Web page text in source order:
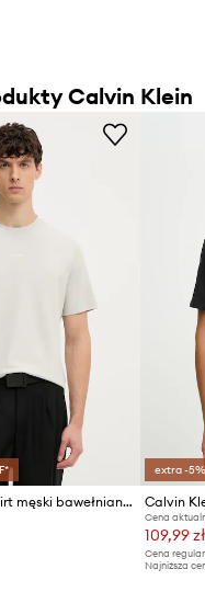
Calvin Klein
Calvin Klein T-shirt męski bawełniany z elastanem
extra -
Calvin
Cena
109,99 zł
Cena
Najniższa